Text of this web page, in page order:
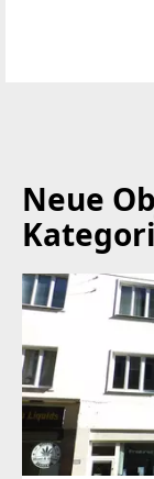
TELEFON
+43 2682 64588
WEBSITE
https://
EMAIL
info@gt-
Neue